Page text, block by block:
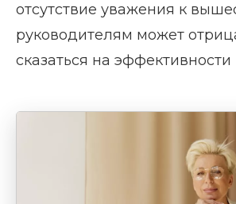
отсутствие уважения к
руководителям может
сказаться на эффективности